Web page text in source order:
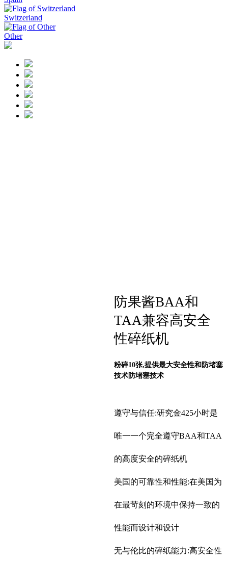
Switzerland
Other
防果酱BAA和
TAA兼容高安全
性碎纸机
粉碎10张,提供最大安全性和防堵塞
技术防堵塞技术
遵守与信任:研究金425小时是
唯一一个完全遵守BAA和TAA
的高度安全的碎纸机
美国的可靠性和性能:在美国为
在最苛刻的环境中保持一致的
性能而设计和设计
无与伦比的碎纸能力:高安全性